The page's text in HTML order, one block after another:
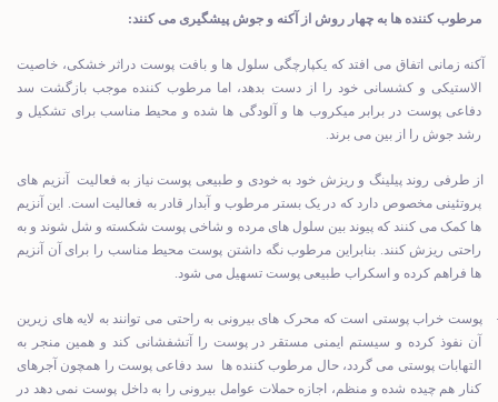
مرطوب کننده ها به چهار روش از آکنه و جوش پیشگیری می کنند:
آکنه زمانی اتفاق می افتد که یکپارچگی سلول ها و بافت پوست دراثر خشکی، خاصیت
الاستیکی و کشسانی خود را از دست بدهد، اما مرطوب کننده موجب بازگشت سد
دفاعی پوست در برابر میکروب ها و آلودگی ها شده و محیط مناسب برای تشکیل و
رشد جوش را از بین می برند.
از طرفی روند پیلینگ و ریزش خود به خودی و طبیعی پوست نیاز به فعالیت آنزیم های
پروتئینی مخصوص دارد که در یک بستر مرطوب و آبدار قادر به فعالیت است. این آنزیم
ها کمک می کنند که پیوند بین سلول های مرده و شاخی پوست شکسته و شل شوند و به
راحتی ریزش کنند. بنابراین مرطوب نگه داشتن پوست محیط مناسب را برای آن آنزیم
ها فراهم کرده و اسکراب طبیعی پوست تسهیل می شود.
پوست خراب پوستی است که محرک های بیرونی به راحتی می توانند به لایه های زیرین
آن نفوذ کرده و سیستم ایمنی مستقر در پوست را آتشفشانی کند و همین منجر به
التهابات پوستی می گردد، حال مرطوب کننده ها
سد دفاعی پوست را همچون آجرهای
کنار هم چیده شده و منظم، اجازه حملات عوامل بیرونی را به داخل پوست نمی دهد در